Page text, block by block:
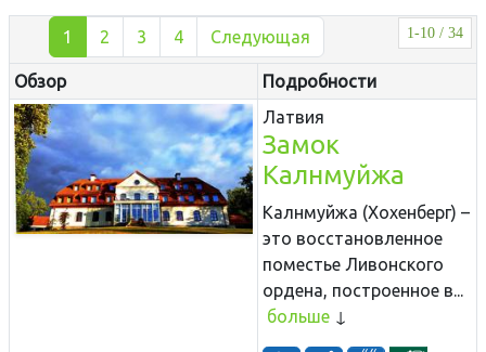
1-10 / 34
1 2 3 4 Следующая
Обзор
Подробности
Латвия
Замок
Калнмуйжа
Калнмуйжа (Хохенберг) –
это восстановленное
поместье Ливонского
ордена, построенное в...
больше